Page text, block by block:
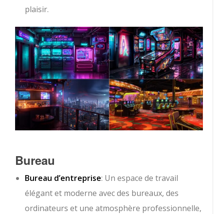
plaisir.
Bureau
Bureau d’entreprise: Un espace de travail
élégant et moderne avec des bureaux, des
ordinateurs et une atmosphère professionnelle,